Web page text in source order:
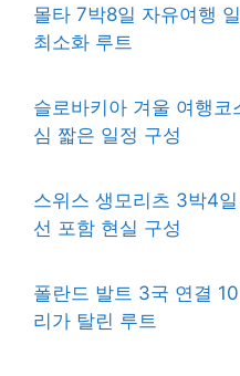
몰타 7박8일 자유여행
최소화 루트
슬로바키아 겨울 여행
심 짧은 일정 구성
스위스 생모리츠 3박4
선 포함 현실 구성
폴란드 발트 3국 연결
리가 탈린 루트